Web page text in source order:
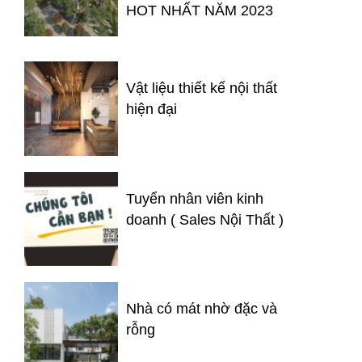
HOT NHẤT NĂM 2023
Vật liệu thiết kế nội thất
hiện đại
Tuyển nhân viên kinh
doanh ( Sales Nội Thất )
Nhà có mát nhờ đặc và
rỗng